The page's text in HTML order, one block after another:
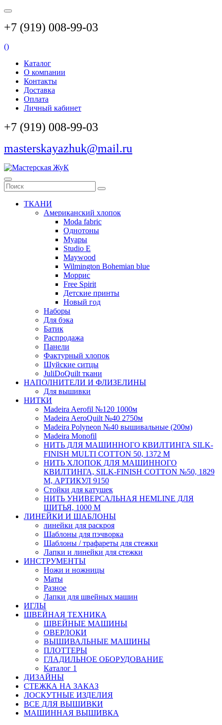
+7 (919) 008-99-03
()
Каталог
О компании
Контакты
Доставка
Оплата
Личный кабинет
+7 (919) 008-99-03
masterskayazhuk@mail.ru
ТКАНИ
Американский хлопок
Moda fabric
Однотоны
Муары
Studio E
Maywood
Wilmington Bohemian blue
Моррис
Free Spirit
Детские принты
Новый год
Наборы
Для бэка
Батик
Распродажа
Панели
Фактурный хлопок
Шуйские ситцы
JuliDoQuilt ткани
НАПОЛНИТЕЛИ И ФЛИЗЕЛИНЫ
Для вышивки
НИТКИ
Madeira Aerofil №120 1000м
Madeira AeroQuilt №40 2750м
Madeira Polyneon №40 вышивальные (200м)
Мadeira Monofil
НИТЬ ДЛЯ МАШИННОГО КВИЛТИНГА SILK-
FINISH MULTI COTTON 50, 1372 М
НИТЬ ХЛОПОК ДЛЯ МАШИННОГО
КВИЛТИНГА, SILK-FINISH COTTON №50, 1829
М, АРТИКУЛ 9150
Стойки для катушек
НИТЬ УНИВЕРСАЛЬНАЯ HEMLINE ДЛЯ
ШИТЬЯ, 1000 М
ЛИНЕЙКИ И ШАБЛОНЫ
линейки для раскроя
Шаблоны для пэчворка
Шаблоны / трафареты для стежки
Лапки и линейки для стежки
ИНСТРУМЕНТЫ
Ножи и ножницы
Маты
Разное
Лапки для швейных машин
ИГЛЫ
ШВЕЙНАЯ ТЕХНИКА
ШВЕЙНЫЕ МАШИНЫ
ОВЕРЛОКИ
ВЫШИВАЛЬНЫЕ МАШИНЫ
ПЛОТТЕРЫ
ГЛАДИЛЬНОЕ ОБОРУДОВАНИЕ
Каталог 1
ДИЗАЙНЫ
СТЕЖКА НА ЗАКАЗ
ЛОСКУТНЫЕ ИЗДЕЛИЯ
ВСЕ ДЛЯ ВЫШИВКИ
МАШИННАЯ ВЫШИВКА